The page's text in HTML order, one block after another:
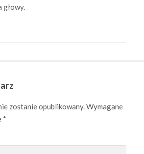
głowy.
zostanie opublikowany.Wymagane
*